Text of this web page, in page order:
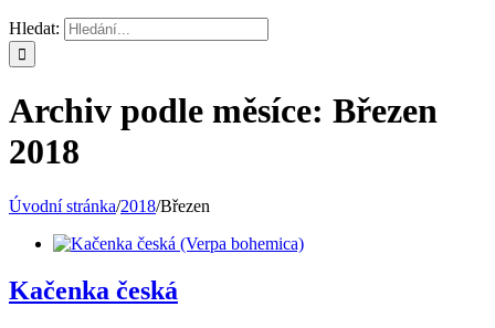
Hledat:
Archiv podle měsíce: Březen
2018
Úvodní stránka/2018/Březen
Kačenka česká